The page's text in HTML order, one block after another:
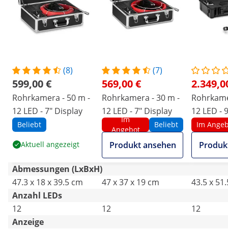
(8)
599,00 €
Rohrkamera - 50 m -
12 LED - 7" Display
Beliebt
Aktuell angezeigt
(7)
569,00 €
Rohrkamera - 30 m -
12 LED - 7" Display
Im
Angebot
Beliebt
Produkt ansehen
12 LED -
Im
Abmessungen (LxBxH)
47.3 x 18 x 39.5 cm
47 x 37 x 19 cm
43.5 x
Anzahl LEDs
12
12
12
Anzeige